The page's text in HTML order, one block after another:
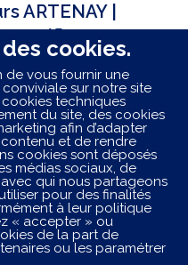
cookies.
de vous fournir une
sur notre site
techniques
du site, des cookies
afin d’adapter
et de rendre
cookies sont déposés
médias sociaux, de
qui nous partageons
pour des finalités
à leur politique
« accepter » ou
de la part de
ou les paramétrer
ARTENAY |
45
APPELER
PLUS
secoursdans les